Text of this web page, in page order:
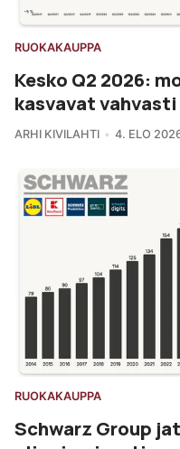
RUOKAKAUPPA
Kesko Q2 2026:
kasvavat vahvasti
ARHI KIVILAHTI 4. ELO
RUOKAKAUPPA
Schwarz Group